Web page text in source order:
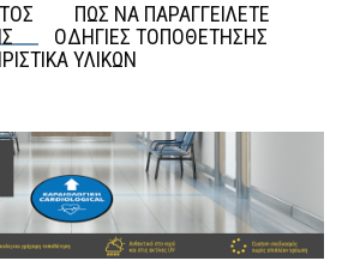
ΠΩΣ ΝΑ ΠΑΡΑΓΓΕΙΛΕΤΕ
ΟΔΗΓΙΕΣ ΤΟΠΟΘΕΤΗΣΗΣ
ΥΛΙΚΩΝ